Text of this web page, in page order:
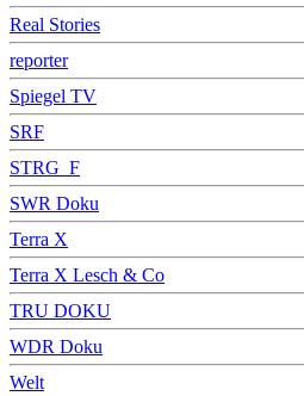
Real Stories
reporter
Spiegel TV
SRF
STRG_F
SWR Doku
Terra X
Terra X Lesch & Co
TRU DOKU
WDR Doku
Welt